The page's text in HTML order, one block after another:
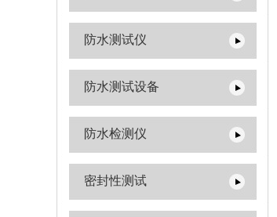
防水测试仪
防水测试设备
防水检测仪
密封性测试